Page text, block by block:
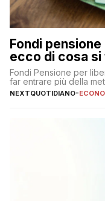
Fondi
ecco di cosa
Fondi Pensione per
far entrare più della
NEXTQUOTIDIANO-